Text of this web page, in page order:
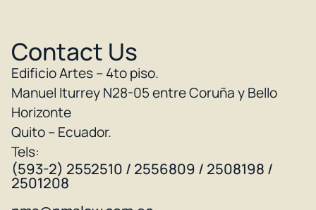
Contact Us
Edificio Artes – 4to piso.
Manuel Iturrey N28-05 entre Coruña y Bello
Horizonte
Quito – Ecuador.
Tels:
(593-2) 2552510 / 2556809 / 2508198 /
2501208